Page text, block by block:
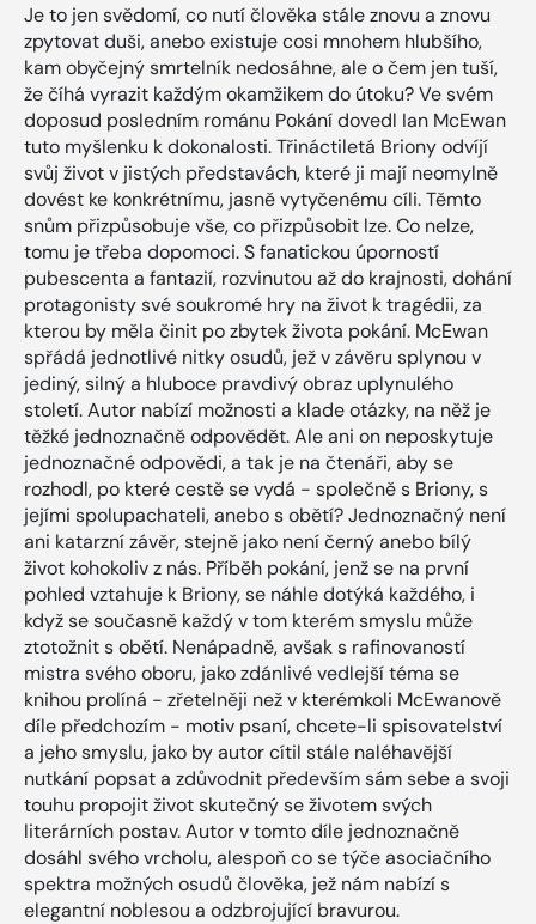
Je to jen svědomí, co nutí člověka stále znovu a znovu
zpytovat duši, anebo existuje cosi mnohem hlubšího,
kam obyčejný smrtelník nedosáhne, ale o čem jen tuší,
že číhá vyrazit každým okamžikem do útoku? Ve svém
doposud posledním románu Pokání dovedl Ian McEwan
tuto myšlenku k dokonalosti. Třináctiletá Briony odvíjí
svůj život v jistých představách, které ji mají neomylně
dovést ke konkrétnímu, jasně vytyčenému cíli. Těmto
snům přizpůsobuje vše, co přizpůsobit lze. Co nelze,
tomu je třeba dopomoci. S fanatickou úporností
pubescenta a fantazií, rozvinutou až do krajnosti, dohání
protagonisty své soukromé hry na život k tragédii, za
kterou by měla činit po zbytek života pokání. McEwan
spřádá jednotlivé nitky osudů, jež v závěru splynou v
jediný, silný a hluboce pravdivý obraz uplynulého
století. Autor nabízí možnosti a klade otázky, na něž je
těžké jednoznačně odpovědět. Ale ani on neposkytuje
jednoznačné odpovědi, a tak je na čtenáři, aby se
rozhodl, po které cestě se vydá - společně s Briony, s
jejími spolupachateli, anebo s obětí? Jednoznačný není
ani katarzní závěr, stejně jako není černý anebo bílý
život kohokoliv z nás. Příběh pokání, jenž se na první
pohled vztahuje k Briony, se náhle dotýká každého, i
když se současně každý v tom kterém smyslu může
ztotožnit s obětí. Nenápadně, avšak s rafinovaností
mistra svého oboru, jako zdánlivé vedlejší téma se
knihou prolíná - zřetelněji než v kterémkoli McEwanově
díle předchozím - motiv psaní, chcete-li spisovatelství
a jeho smyslu, jako by autor cítil stále naléhavější
nutkání popsat a zdůvodnit především sám sebe a svoji
touhu propojit život skutečný se životem svých
literárních postav. Autor v tomto díle jednoznačně
dosáhl svého vrcholu, alespoň co se týče asociačního
spektra možných osudů člověka, jež nám nabízí s
elegantní noblesou a odzbrojující bravurou.